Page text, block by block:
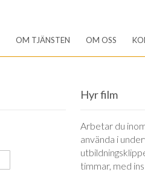
OM TJÄNSTEN OM OSS
Hyr film
Arbetar du
använda i
timmar, med